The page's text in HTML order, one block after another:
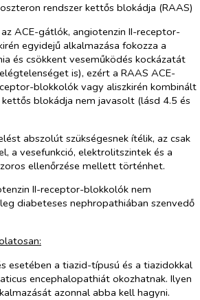
rendszer kettős blokádja (RAAS)
ACE-gátlók, angiotenzin II-receptor-
egyidejű alkalmazása fokozza a
és csökkent veseműködés kockázatát
is), ezért a RAAS ACE-
blokkolók vagy aliszkirén kombinált
blokádja nem javasolt (lásd 4.5 és
abszolút szükségesnek ítélik, az csak
a vesefunkció, elektrolitszintek és a
ellenőrzése mellett történhet.
II-receptor-blokkolók nem
diabeteses nephropathiában szenvedő
esetében a tiazid-típusú és a tiazidokkal
encephalopathiát okozhatnak. Ilyen
azonnal abba kell hagyni.